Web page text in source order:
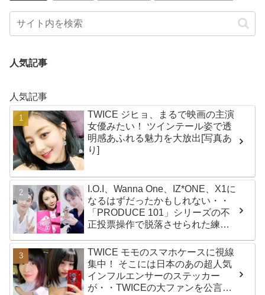
人気記事
人気記事
TWICE ジヒョ、まるで映画の主演
女優みたい！ ツインテール姿で透
明感あふれる魅力を大放出[写真あ
り]
I.O.I、Wanna One、IZ*ONE、X1に
なるはずだったかもしれない・・
「PRODUCE 101」シリーズの不
正投票操作で脱落させられた練習
TWICE モモのスマホケースに視線
集中！ そこには日本のあの超人気
インフルエンサーのステッカー
が・・TWICEの大ファンを公言す